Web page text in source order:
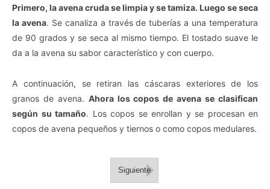
Primero, la avena cruda se limpia y se tamiza. Luego se seca
la avena. Se canaliza a través de tuberías a una temperatura
de 90 grados y se seca al mismo tiempo. El tostado suave le
da a la avena su sabor característico y con cuerpo.
A continuación, se retiran las cáscaras exteriores de los
granos de avena. Ahora los copos de avena se clasifican
según su tamaño. Los copos se enrollan y se procesan en
copos de avena pequeños y tiernos o como copos medulares.
Siguiente